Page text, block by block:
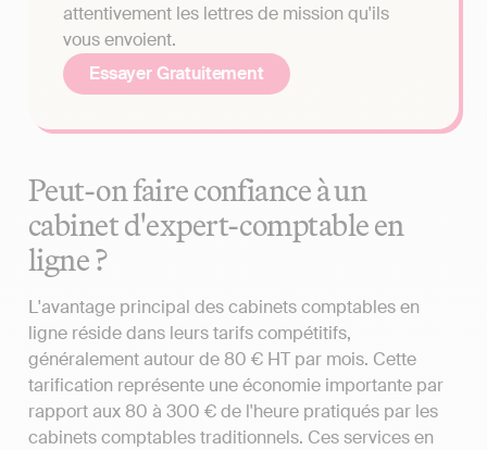
attentivement les lettres de mission qu'ils
vous envoient.
Essayer Gratuitement
Peut-on faire confiance à un
cabinet d'expert-comptable en
ligne ?
L'avantage principal des cabinets comptables en
ligne réside dans leurs tarifs compétitifs,
généralement autour de 80 € HT par mois. Cette
tarification représente une économie importante par
rapport aux 80 à 300 € de l'heure pratiqués par les
cabinets comptables traditionnels. Ces services en